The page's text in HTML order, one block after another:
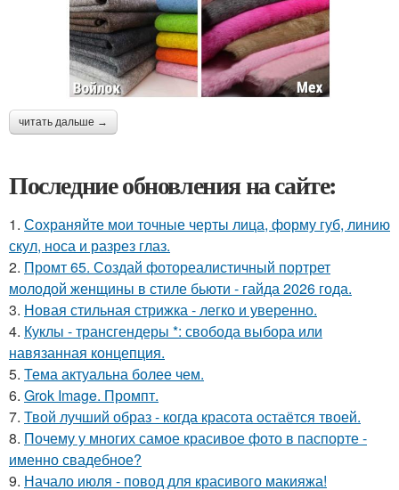
читать дальше →
Последние обновления на сайте:
1. Сохраняйте мои точные черты лица, форму губ, линию
скул, носа и разрез глаз.
2. Промт 65. Создай фотореалистичный портрет
молодой женщины в стиле бьюти - гайда 2026 года.
3. Новая стильная стрижка - легко и уверенно.
4. Куклы - трансгендеры *: свобода выбора или
навязанная концепция.
5. Тема актуальна более чем.
6. Grok Image. Промпт.
7. Твой лучший образ - когда красота остаётся твоей.
8. Почему у многих самое красивое фото в паспорте -
именно свадебное?
9. Начало июля - повод для красивого макияжа!